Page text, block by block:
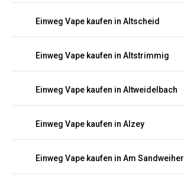
Einweg Vape kaufen in Altscheid
Einweg Vape kaufen in Altstrimmig
Einweg Vape kaufen in Altweidelbach
Einweg Vape kaufen in Alzey
Einweg Vape kaufen in Am Sandweiher